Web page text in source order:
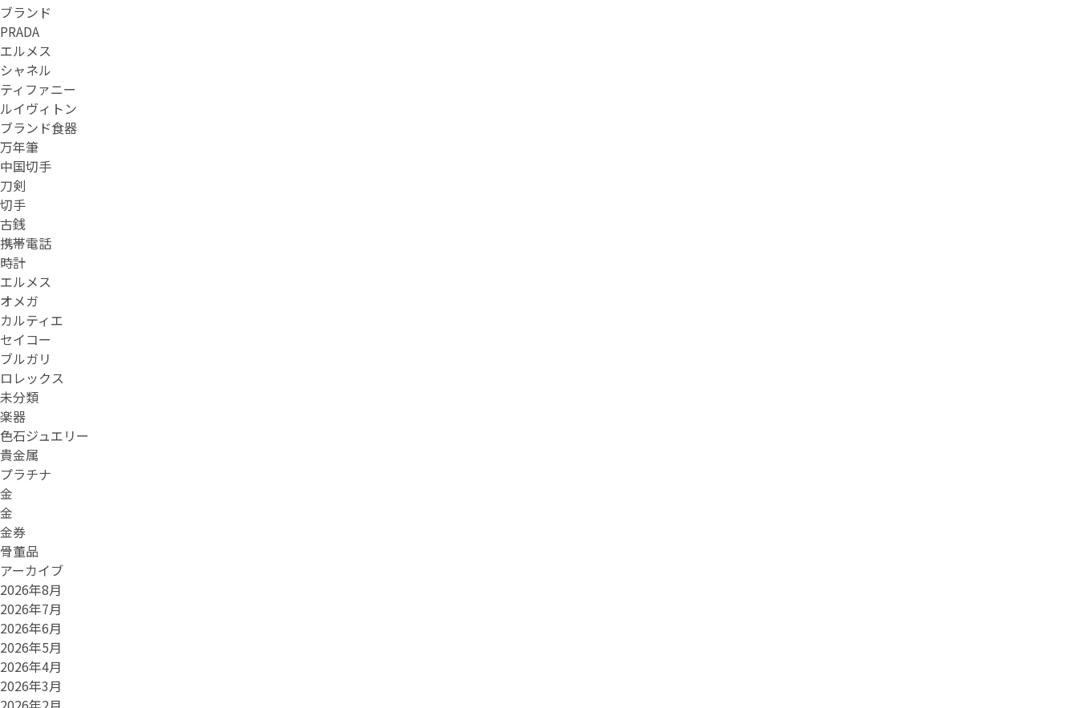
ブランド
PRADA
エルメス
シャネル
ティファニー
ルイヴィトン
ブランド食器
万年筆
中国切手
刀剣
切手
古銭
携帯電話
時計
エルメス
オメガ
カルティエ
セイコー
ブルガリ
ロレックス
未分類
楽器
色石ジュエリー
貴金属
プラチナ
金
金
金券
骨董品
アーカイブ
2026年8月
2026年7月
2026年6月
2026年5月
2026年4月
2026年3月